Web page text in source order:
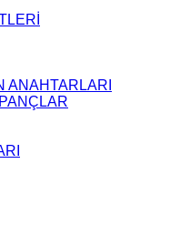
ANAHTARLARI